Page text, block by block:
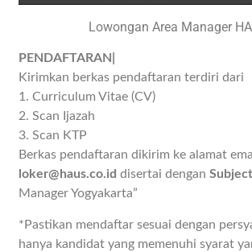
Lowongan Area Manager
PENDAFTARAN|
Kirimkan berkas pendaftaran terdiri dari
1. Curriculum Vitae (CV)
2. Scan Ijazah
3. Scan KTP
Berkas pendaftaran dikirim ke alamat
loker@haus.co.iddisertai denganSubject
Manager Yogyakarta”
*Pastikan mendaftar sesuai dengan
hanya kandidat yang memenuhi syarat